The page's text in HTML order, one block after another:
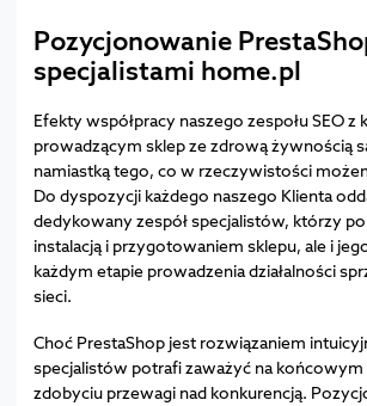
Pozycjonowanie
specjalistami home.pl
Efekty współpracy naszego zespołu SEO z
prowadzącym sklep ze zdrową żywnością
namiastką tego, co w rzeczywistości
Do dyspozycji każdego naszego Klienta
dedykowany zespół specjalistów, którzy
instalacją i przygotowaniem sklepu, ale i
każdym etapie prowadzenia działalności
sieci.
Choć PrestaShop jest rozwiązaniem
specjalistów potrafi zaważyć na końcowym
zdobyciu przewagi nad konkurencją.